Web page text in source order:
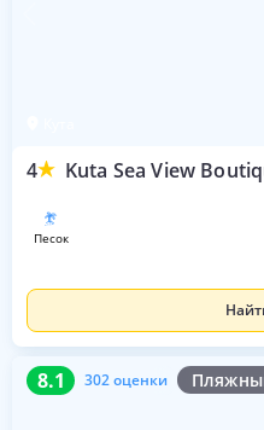
4 Kuta Sea View
песок
8.1 302 оценки
8.1 302 оценки